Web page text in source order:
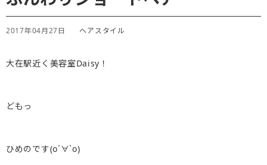
2017年04月27日 ヘアスタイル
大在駅近く美容室Daisy！
どもっ
ひめのです(о´∀`о)